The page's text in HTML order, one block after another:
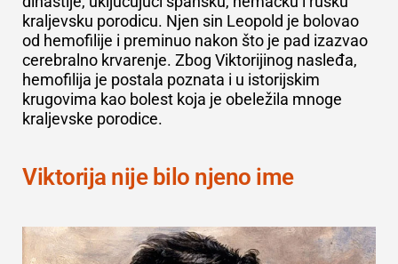
kraljevsku porodicu. Njen sin Leopold je bolovao
od hemofilije i preminuo nakon što je pad izazvao
cerebralno krvarenje. Zbog Viktorijinog nasleđa,
hemofilija je postala poznata i u istorijskim
krugovima kao bolest koja je obeležila mnoge
kraljevske porodice.
Viktorija nije bilo njeno ime